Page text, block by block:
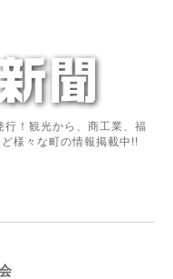
！観光から、商工業、福
様々な町の情報掲載中!!